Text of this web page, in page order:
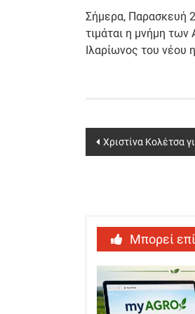
Σήμερα, Παρασκευή
τιμάται η μνήμη
Ιλαρίωνος του
Post
Χριστίνα Κολέτσα
Μπορεί